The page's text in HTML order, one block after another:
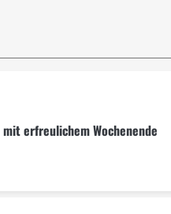
mit erfreulichem Wochenende